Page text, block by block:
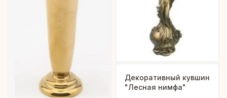
Декоративный кувшин
"Лесная нимфа"